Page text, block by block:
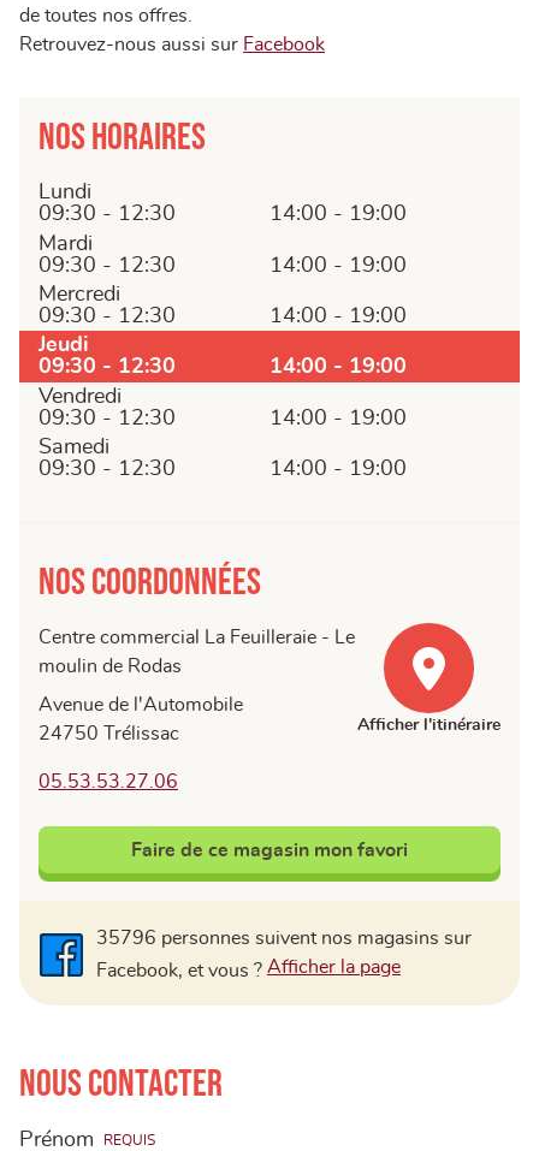
de toutes nos offres.
Retrouvez-nous aussi sur Facebook
Nos horaires
Lundi
09:30 - 12:30
14:00 - 19:00
Mardi
09:30 - 12:30
14:00 - 19:00
Mercredi
09:30 - 12:30
14:00 - 19:00
Jeudi
09:30 - 12:30
14:00 - 19:00
Vendredi
09:30 - 12:30
14:00 - 19:00
Samedi
09:30 - 12:30
14:00 - 19:00
Nos coordonnées
Centre commercial La Feuilleraie - Le
moulin de Rodas
Avenue de l'Automobile
24750 Trélissac
05.53.53.27.06
Afficher l'itinéraire
Faire de ce magasin mon favori
35796 personnes suivent nos magasins sur
Facebook, et vous ? Afficher la pageFacebook
Nous contacter
Prénom